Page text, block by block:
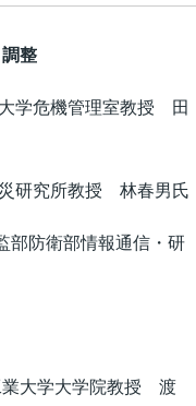
整
学危機管理室教授 田
研究所教授 林春男氏
部情報通信・研
学院教授 渡